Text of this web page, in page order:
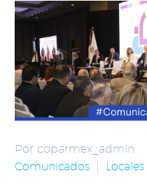
Por coparmex_admin
Comunicados
Locales